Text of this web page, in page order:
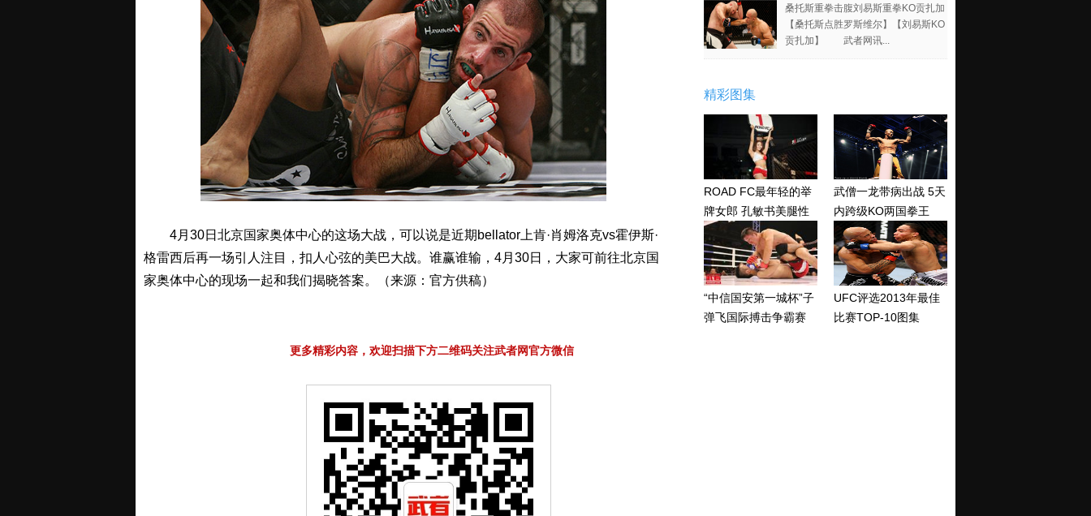
4月30日北京国家奥体中心的这场大战，可以说是近期bellator上肯·肖姆洛克vs霍伊斯·
格雷西后再一场引人注目，扣人心弦的美巴大战。谁赢谁输，4月30日，大家可前往北京国
家奥体中心的现场一起和我们揭晓答案。（来源：官方供稿）
更多精彩内容，欢迎扫描下方二维码关注武者网官方微信
桑托斯重拳击腹刘易斯重拳KO贡扎加
【桑托斯点胜罗斯维尔】【刘易斯KO
贡扎加】 武者网讯...
精彩图集
ROAD FC最年轻的举
牌女郎 孔敏书美腿性
感眼神清纯
武僧一龙带病出战 5天
内跨级KO两国拳王
“中信国安第一城杯”子
弹飞国际搏击争霸赛
UFC评选2013年最佳
比赛TOP-10图集